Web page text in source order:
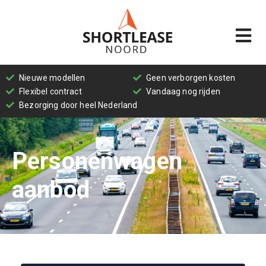
Personenwagens
Shortlease
bedrijfswagens
Wat
is
shortlease?
Wat
is
het
verschil
lease
Nieuwe modellen
Geen verborgen kosten
Flexibel contract
Vandaag nog rijden
Bezorging door heel Nederland
Personenwagen
aanbod